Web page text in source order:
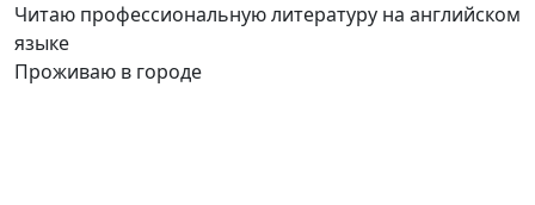
Читаю профессиональную литературу на английском
языке
Проживаю в городе